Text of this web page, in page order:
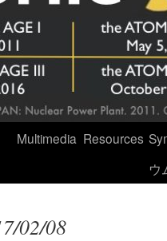
Multimedia Resources
ウ
02/08